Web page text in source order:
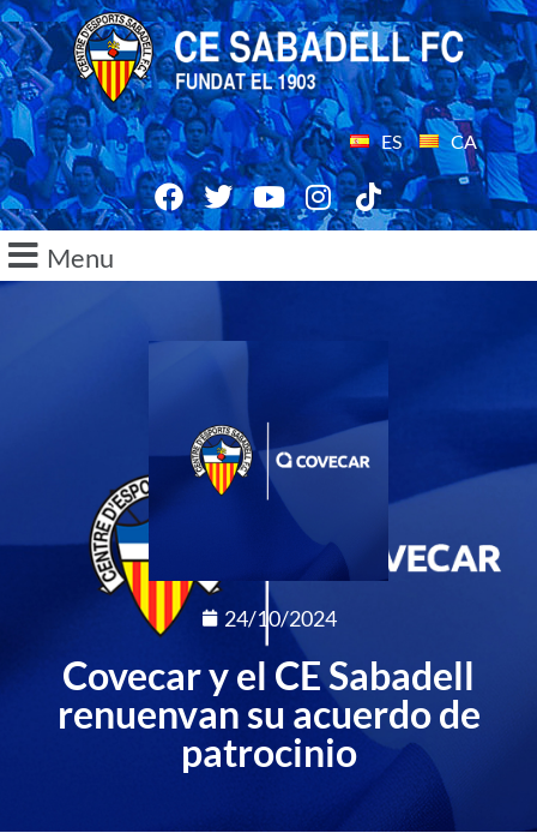
ES CA
Menu
24/10/2024
Covecar y el CE Sabadell
renuenvan su acuerdo de
patrocinio